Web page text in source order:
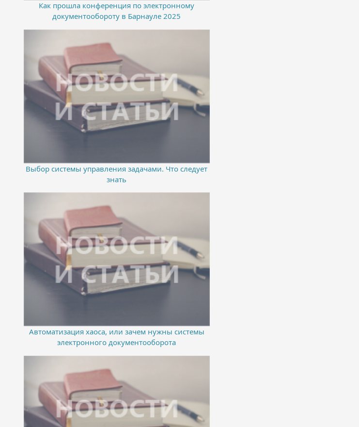
Как прошла конференция по электронному
документообороту в Барнауле 2025
Выбор системы управления задачами. Что следует
знать
Автоматизация хаоса, или зачем нужны системы
электронного документооборота